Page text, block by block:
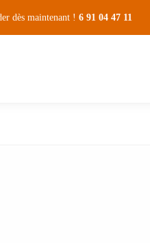
dès maintenant ! 6 91 04 47 11